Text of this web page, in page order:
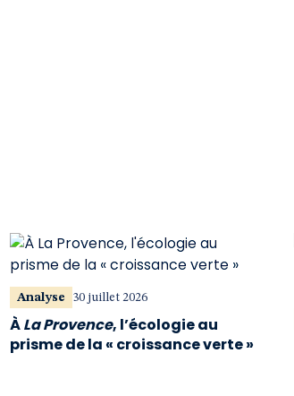
Analyse 30 juillet 2026
ÀLa Provence, l’écologie au
prisme de la « croissance verte »